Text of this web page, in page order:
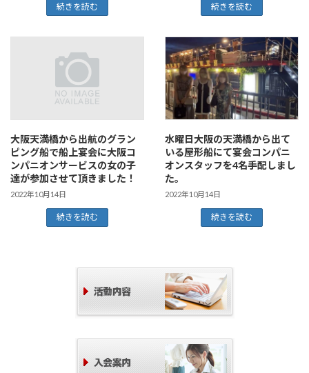
続きを読む 続きを読む
大阪天満橋から出航のグラン
ピング船で船上宴会に大阪コ
ンパニオンサービスの女の子
達が参加させて頂きました！
2022年10月14日
続きを読む
水曜日大阪の天満橋から出て
いる屋形船にて宴会コンパニ
オンスタッフを4名手配しまし
た。
2022年10月14日
続きを読む